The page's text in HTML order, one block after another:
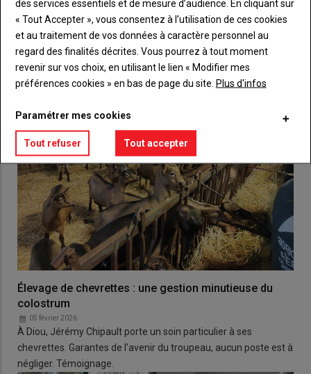
VOUS AIMEREZ AUSSI
Élevage de chevrettes : une gestion minutieuse du
colostrum
05 février 2026
À Diou, Jérémy Chipault porte un soin particulier à ses
chevrettes. Garantes de l'avenir du troupeau, aucun poste est à
négliger. Témoignage.
des services essentiels et de mesure d’audience. En cliquant sur
« Tout Accepter », vous consentez à l’utilisation de ces cookies
et au traitement de vos données à caractère personnel au
regard des finalités décrites. Vous pourrez à tout moment
revenir sur vos choix, en utilisant le lien « Modifier mes
préférences cookies » en bas de page du site. Plus d'infos
Paramétrer mes cookies
Tout refuser Tout accepter